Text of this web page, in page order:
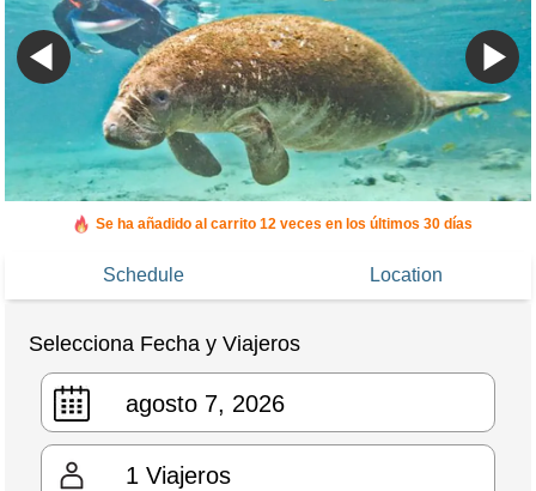
Se ha añadido al carrito 12 veces en los últimos 30 días
Schedule Location
Selecciona Fecha y Viajeros
1 Viajeros